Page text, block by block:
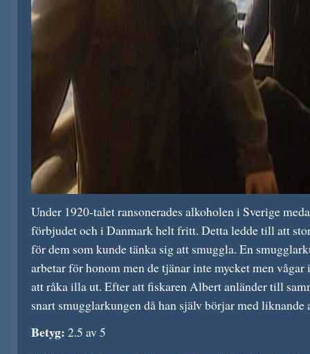
Under 1920-talet ransonerades alkoholen i Sverige
förbjudet och i Danmark helt fritt. Detta ledde till att
för dem som kunde tänka sig att smuggla. En
arbetar för honom men de tjänar inte mycket men vågar
att råka illa ut. Efter att fiskaren Albert anländer till
snart smugglarkungen då han själv börjar med liknande
Betyg: 2.5 av 5